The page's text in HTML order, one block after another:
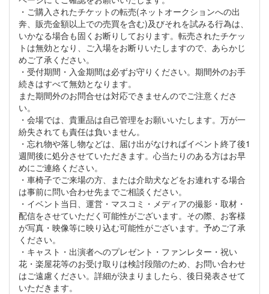
・ご購入されたチケットの転売(ネットオークションへの出
奔、販売金額以上での売買を含む)及びそれを試みる行為は、
いかなる場合も固くお断りしております。転売されたチケッ
トは無効となり、ご入場をお断りいたしますので、あらかじ
めご了承ください。
・受付期間・入金期間は必ずお守りください。期間外のお手
続きはすべて無効となります。
また期間外のお問合せは対応できませんのでご注意くださ
い。
・会場では、貴重品は自己管理をお願いいたします。万が一
紛失されても責任は負いません。
・忘れ物や落し物などは、届け出がなければイベント終了後1
週間後に処分させていただきます。心当たりのある方はお早
めにご連絡ください。
・車椅子でご来場の方、または介助犬などをお連れする場合
は事前に問い合わせ先までご相談ください。
・イベント当日、運営・マスコミ・メディアの撮影・取材・
配信をさせていただく可能性がございます。その際、お客様
が写真・映像等に映り込む可能性がございます。予めご了承
ください。
・キャスト・出演者へのプレゼント・ファンレター・祝い
花・楽屋花等のお受け取りは検討段階のため、お問い合わせ
はご遠慮ください。詳細が決まりましたら、後日発表させて
いただきます。